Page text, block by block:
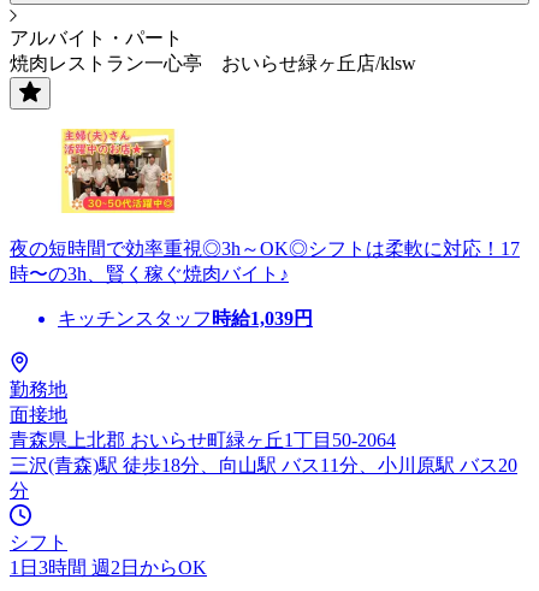
アルバイト・パート
焼肉レストラン一心亭 おいらせ緑ヶ丘店/klsw
夜の短時間で効率重視◎3h～OK◎シフトは柔軟に対応！17
時〜の3h、賢く稼ぐ焼肉バイト♪
キッチンスタッフ 時給1,039円
勤務地
面接地
青森県上北郡 おいらせ町緑ヶ丘1丁目50-2064
三沢(青森)駅 徒歩18分、向山駅 バス11分、小川原駅 バス20
分
シフト
1日3時間 週2日からOK